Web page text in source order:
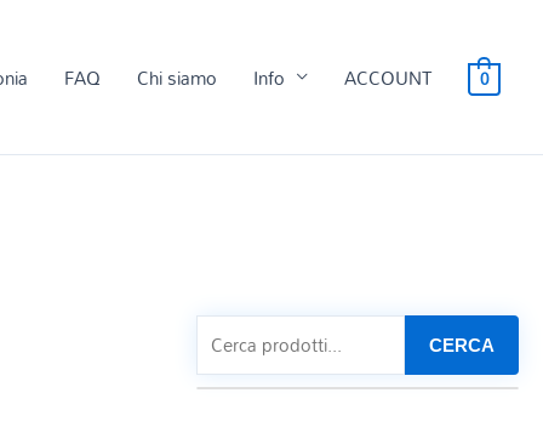
FAQ Chi siamo Info ACCOUNT 0
CERCA